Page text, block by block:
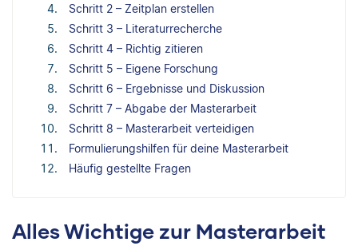
Schritt 2 – Zeitplan erstellen
Schritt 3 – Literaturrecherche
Schritt 4 – Richtig zitieren
Schritt 5 – Eigene Forschung
Schritt 6 – Ergebnisse und Diskussion
Schritt 7 – Abgabe der Masterarbeit
Schritt 8 – Masterarbeit verteidigen
Formulierungshilfen für deine Masterarbeit
Häufig gestellte Fragen
Alles Wichtige zur Masterarbeit